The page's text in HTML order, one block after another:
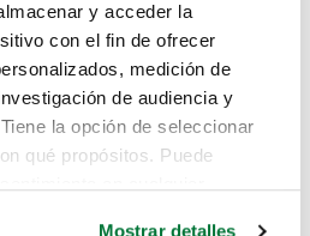
y acceder la
con el fin de ofrecer
medición de
de audiencia y
la opción de seleccionar
qué propósitos. Puede
Mostrar detalles
sabemos como
hasta aquí.
el coche que estás
estos enlaces: